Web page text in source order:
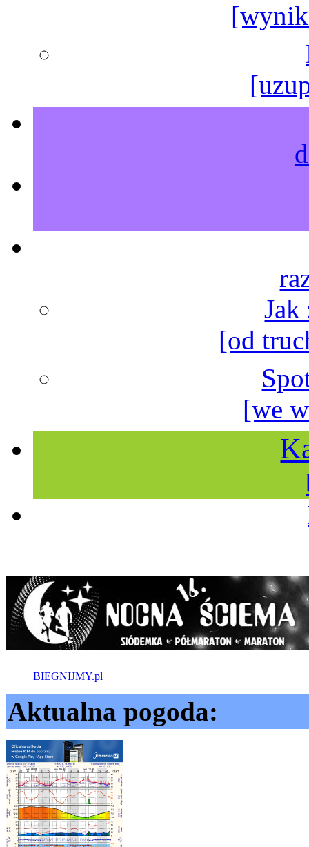
Jak
[od
[we
BIEGNIJMY.pl
Aktualna pogoda: